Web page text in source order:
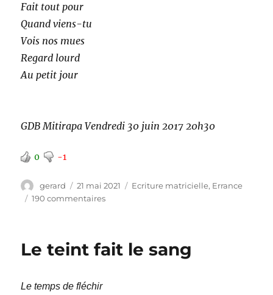
Fait tout pour
Quand viens-tu
Vois nos mues
Regard lourd
Au petit jour
GDB Mitirapa Vendredi 30 juin 2017 20h30
0 -1
Auteur
gerard
Publié
le
21 mai 2021 Catégories
Ecriture matricielle, Errance
190 commentairessur
Le teint fait le sang
Le temps de fléchir